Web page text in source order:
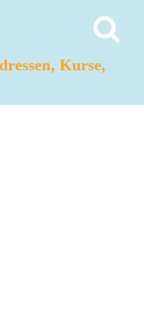
Kurse,